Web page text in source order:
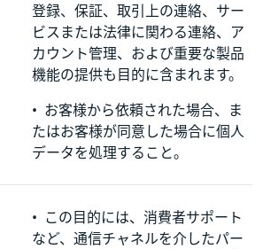
登録、保証、取引上の連絡、サー
ビスまたは法律に関わる連絡、ア
カウント管理、および重要な製品
機能の提供も目的に含まれます。
• お客様から依頼された場合、ま
たはお客様が同意した場合に個人
データを処理すること。
• この目的には、消費者サポート
など、通信チャネルを介したパー